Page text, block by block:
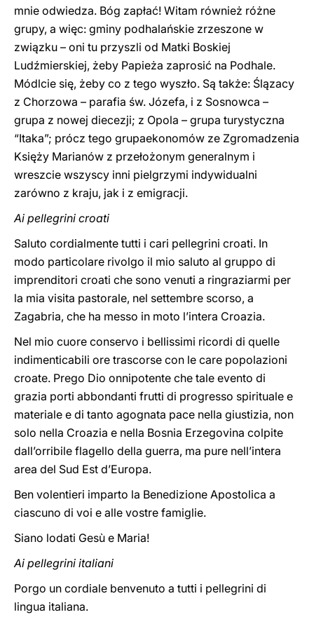
mnie odwiedza. Bóg zapłać! Witam również różne
grupy, a więc: gminy podhalańskie zrzeszone w
związku – oni tu przyszli od Matki Boskiej
Ludźmierskiej, żeby Papieża zaprosić na Podhale.
Módlcie się, żeby co z tego wyszło. Są także: Ślązacy
z Chorzowa – parafia św. Józefa, i z Sosnowca –
grupa z nowej diecezji; z Opola – grupa turystyczna
“Itaka”; prócz tego grupaekonomów ze Zgromadzenia
Księży Marianów z przełożonym generalnym i
wreszcie wszyscy inni pielgrzymi indywidualni
zarówno z kraju, jak i z emigracji.
Ai pellegrini croati
Saluto cordialmente tutti i cari pellegrini croati. In
modo particolare rivolgo il mio saluto al gruppo di
imprenditori croati che sono venuti a ringraziarmi per
la mia visita pastorale, nel settembre scorso, a
Zagabria, che ha messo in moto l’intera Croazia.
Nel mio cuore conservo i bellissimi ricordi di quelle
indimenticabili ore trascorse con le care popolazioni
croate. Prego Dio onnipotente che tale evento di
grazia porti abbondanti frutti di progresso spirituale e
materiale e di tanto agognata pace nella giustizia, non
solo nella Croazia e nella Bosnia Erzegovina colpite
dall’orribile flagello della guerra, ma pure nell’intera
area del Sud Est d’Europa.
Ben volentieri imparto la Benedizione Apostolica a
ciascuno di voi e alle vostre famiglie.
Siano lodati Gesù e Maria!
Ai pellegrini italiani
Porgo un cordiale benvenuto a tutti i pellegrini di
lingua italiana.